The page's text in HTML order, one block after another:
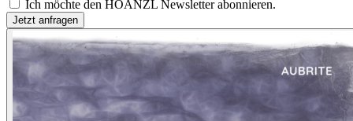
Ich möchte den HOANZL Newsletter abonnieren.